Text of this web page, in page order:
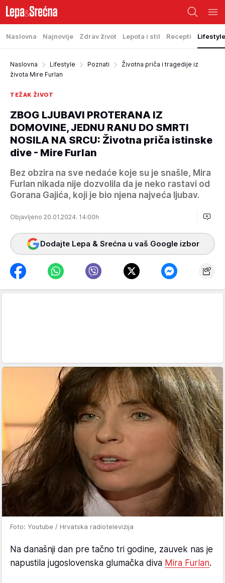
Naslovna Najnovije Zdrav život Lepota i stil Recepti Lifestyle
Naslovna Lifestyle Poznati
Životna priča i tragedije iz
života Mire Furlan
TEŽAK ŽIVOT
ZBOG LJUBAVI PROTERANA IZ
DOMOVINE, JEDNU RANU DO SMRTI
NOSILA NA SRCU: Životna priča istinske
dive - Mire Furlan
Bez obzira na sve nedaće koje su je snašle, Mira
Furlan nikada nije dozvolila da je neko rastavi od
Gorana Gajića, koji je bio njena najveća ljubav.
Objavljeno 20.01.2024. 14:00h
Dodajte Lepa & Srećna u vaš Google izbor
Foto: Youtube / Hrvatska radiotelevizija
Na današnji dan pre tačno tri godine, zauvek nas je
napustila jugoslovenska glumačka diva Mira Furlan.